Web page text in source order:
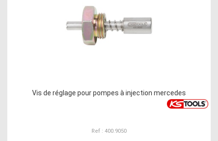
Vis de réglage pour pompes à injection mercedes
Ref : 400.9050